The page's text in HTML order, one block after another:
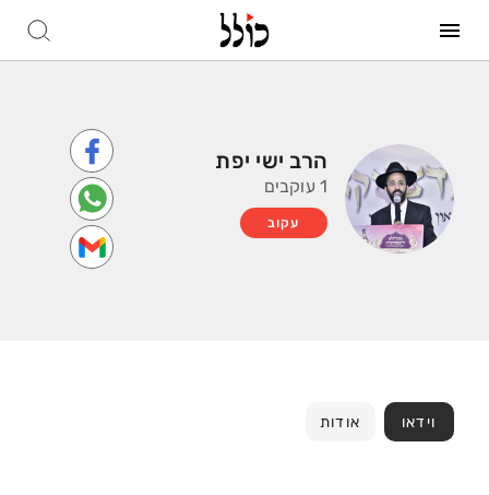
הרב ישי יפת
1 עוקבים
עקוב
וידאו אודות